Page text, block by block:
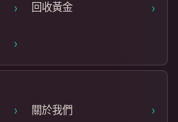
› 回收黃金 ›
›
› 關於我們 ›